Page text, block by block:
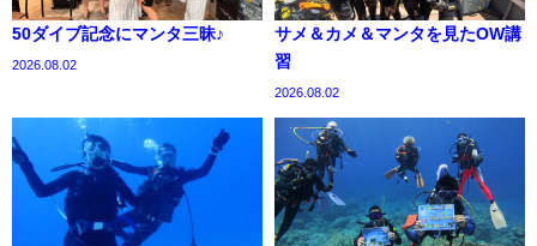
50ダイブ記念にマンタ三昧♪
2026.08.02
サメ＆カメ＆マンタを見たOW講
習
2026.08.02